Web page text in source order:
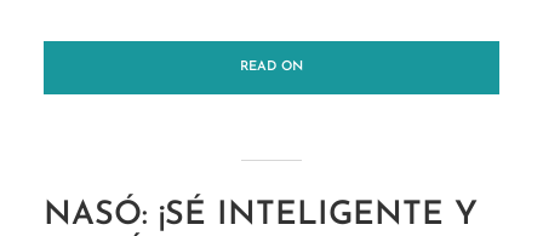
READ ON
NASÓ: ¡SÉ INTELIGENTE Y